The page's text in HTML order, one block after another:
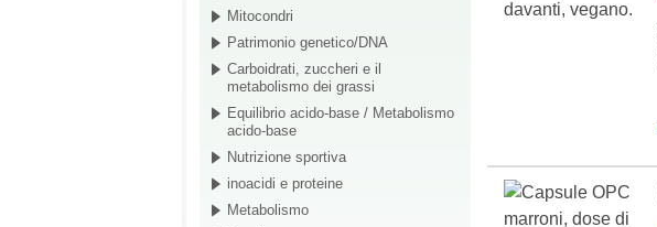
Mitocondri
Patrimonio genetico/DNA
Carboidrati, zuccheri e il
metabolismo dei grassi
Equilibrio acido-base / Metabolismo
acido-base
Nutrizione sportiva
inoacidi e proteine
Metabolismo